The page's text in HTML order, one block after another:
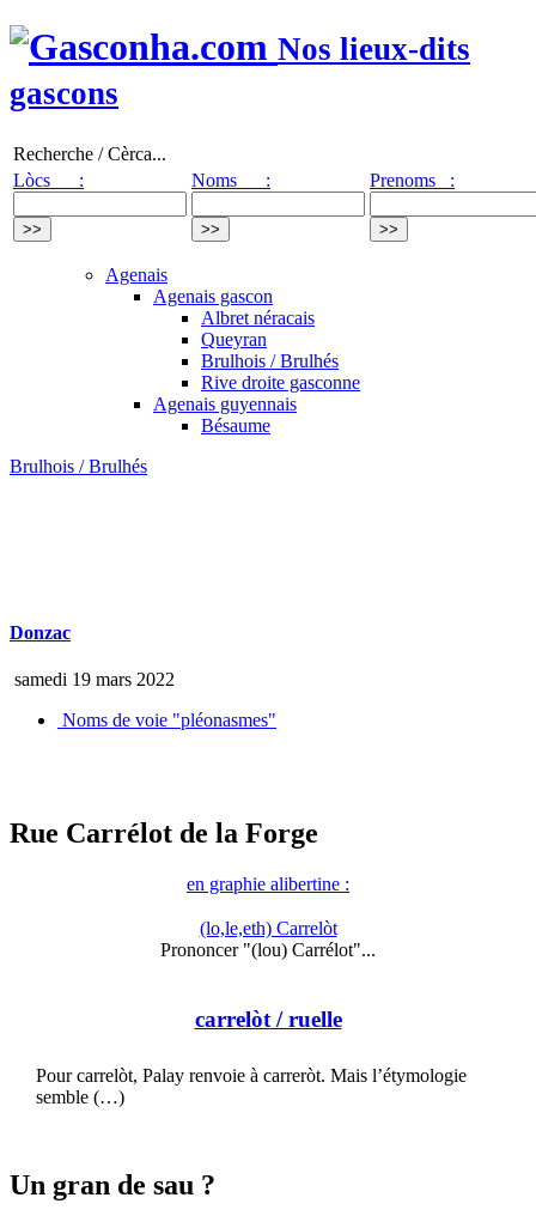
Nos lieux-dits
gascons
Recherche / Cèrca...
Lòcs :
Noms : Prenoms :
Agenais
Agenais gascon
Albret néracais
Queyran
Brulhois / Brulhés
Rive droite gasconne
Agenais guyennais
Bésaume
Brulhois / Brulhés
Donzac
samedi 19 mars 2022
Noms de voie "pléonasmes"
Rue Carrélot de la Forge
en graphie alibertine :
(lo,le,eth) Carrelòt
Prononcer "(lou) Carrélot"...
carrelòt/ ruelle
Pour carrelòt, Palay renvoie à carreròt. Mais l’étymologie
semble (…)
Un gran de sau ?